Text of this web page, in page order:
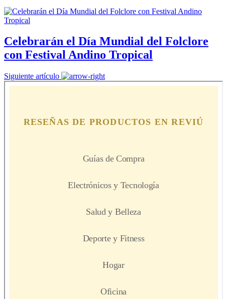
Celebrarán el Día Mundial del Folclore
con Festival Andino Tropical
Siguiente artículo